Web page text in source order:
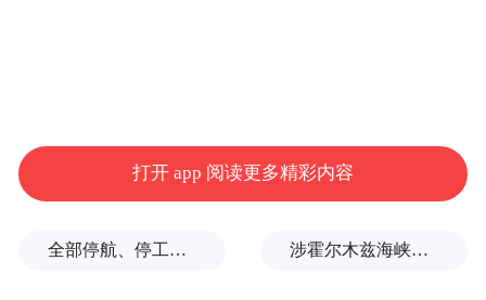
子组6个项目。其中，ILCA4级作为国际公认
的青少年帆船入门船型，是培养青年选手的
衔接奥运及世界青年赛事标准，全面检验我
打开 app 阅读更多精彩内容
全部停航、停工，浙江海事局启动沿海Ⅱ级防台应急响应 涉霍尔木兹海峡，伊朗与阿曼被曝达成临时协议框架